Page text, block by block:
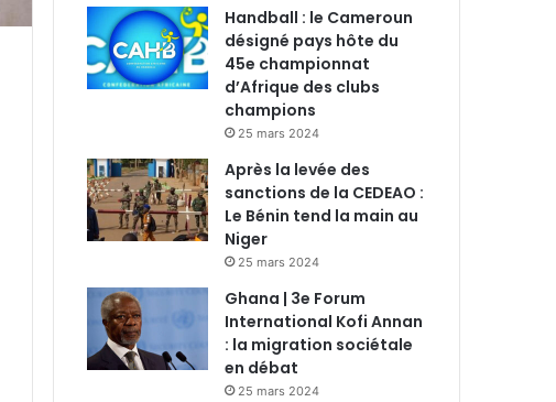
Handball : le Cameroun
désigné pays hôte du
45e championnat
d’Afrique des clubs
champions
25 mars 2024
Après la levée des
sanctions de la CEDEAO :
Le Bénin tend la main au
Niger
25 mars 2024
Ghana | 3e Forum
International Kofi Annan
: la migration sociétale
en débat
25 mars 2024